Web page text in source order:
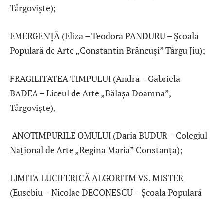
Târgoviște);
EMERGENȚĂ (Eliza – Teodora PANDURU – Școala
Populară de Arte „Constantin Brâncuși” Târgu Jiu);
FRAGILITATEA TIMPULUI (Andra – Gabriela
BADEA – Liceul de Arte „Bălașa Doamna”,
Târgoviște),
ANOTIMPURILE OMULUI (Daria BUDUR – Colegiul
Național de Arte „Regina Maria” Constanța);
LIMITA LUCIFERICĂ ALGORITM VS. MISTER
(Eusebiu – Nicolae DECONESCU – Școala Populară